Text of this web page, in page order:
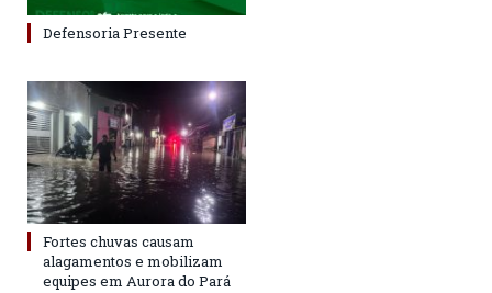
Defensoria Presente
Fortes chuvas causam
alagamentos e mobilizam
equipes em Aurora do Pará